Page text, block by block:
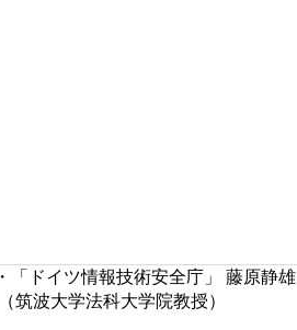
・「ドイツ情報技術安全庁」 藤原静雄
（筑波大学法科大学院教授）